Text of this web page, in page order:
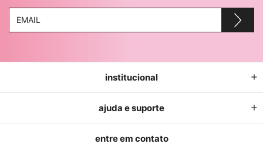
institucional
ajuda e suporte
entre em contato